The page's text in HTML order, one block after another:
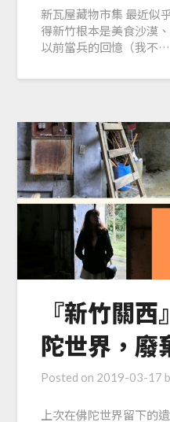
新瓦屋藏物市集 最近似
得新竹根本是美食沙漠
以前當兵的回憶（我不…
『新竹關
陀世界，廢
Posted on 2019-03-17
上次在佛陀世界留下的